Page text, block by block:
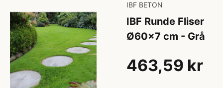
IBF BETON
IBF Runde Fliser
Ø60x7 cm - Grå
463,59 kr